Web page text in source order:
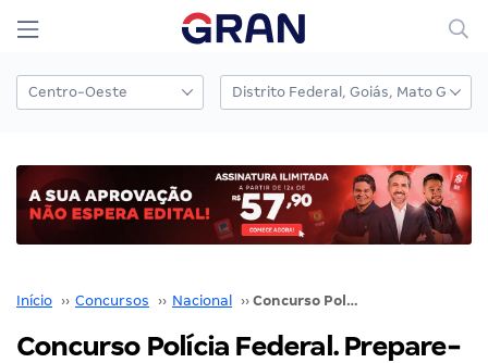
Início ›› Concursos ›› Nacional ›› Concurso Polícia Federal. Prepare-se para o TAF. Edital a qualquer momento!
Concurso Polícia Federal. Prepare-